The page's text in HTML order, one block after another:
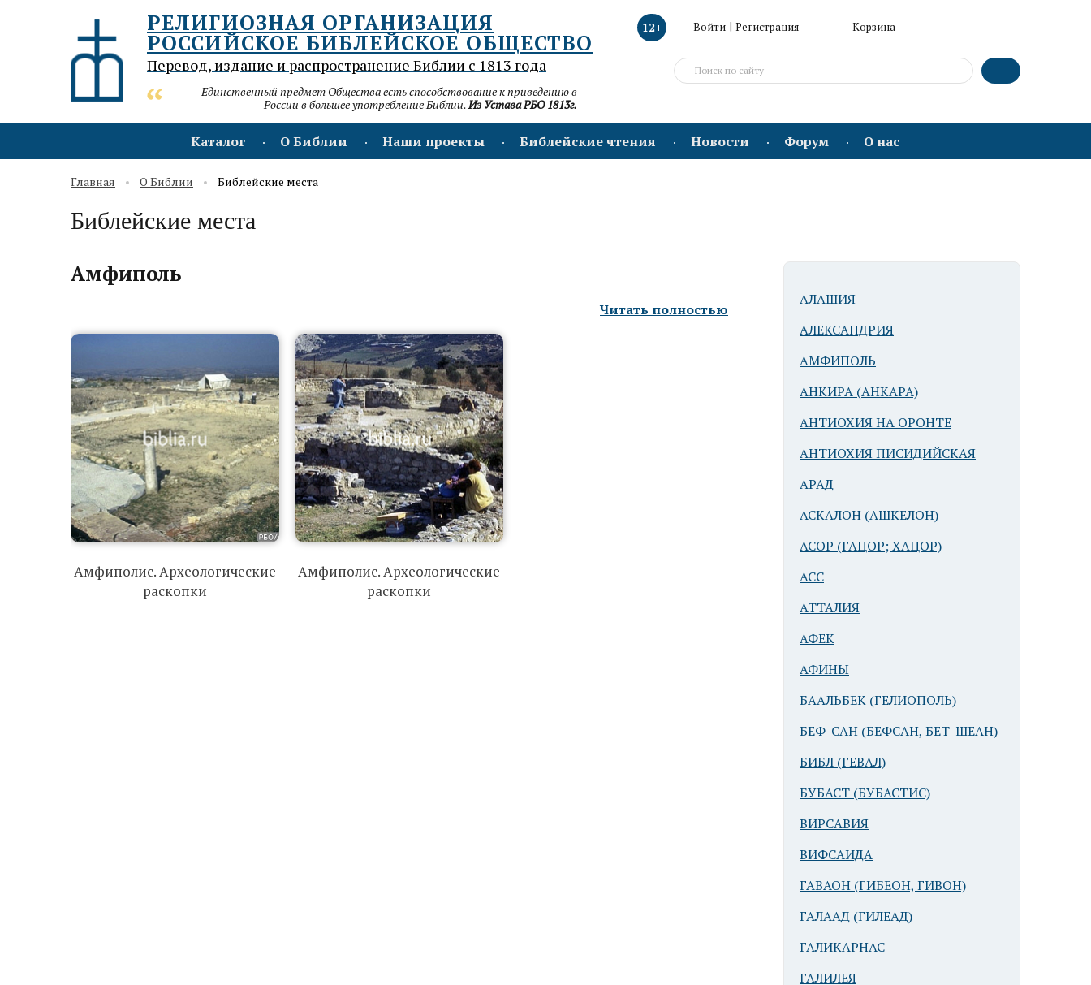
РЕЛИГИОЗНАЯ ОРГАНИЗАЦИЯ
РОССИЙСКОЕ БИБЛЕЙСКОЕ ОБЩЕСТВО
Перевод, издание и распространение Библии с 1813 года
Единственный предмет Общества есть способствование к приведению в
России в большее употребление Библии.Из Устава РБО 1813г.
12+ Войти | Регистрация Корзина
Каталог О Библии Наши проекты Библейские чтения Новости Форум О нас
Главная О Библии Библейские места
Библейские места
Амфиполь
Читать полностью
Амфиполис. Археологические
раскопки
Амфиполис. Археологические
раскопки
АЛАШИЯ
АЛЕКСАНДРИЯ
АМФИПОЛЬ
АНКИРА (АНКАРА)
АНТИОХИЯ НА ОРОНТЕ
АНТИОХИЯ ПИСИДИЙСКАЯ
АРАД
АСКАЛОН (АШКЕЛОН)
АСОР (ГАЦОР; ХАЦОР)
АСС
АТТАЛИЯ
АФЕК
АФИНЫ
БААЛЬБЕК (ГЕЛИОПОЛЬ)
БЕФ-САН (БЕФСАН, БЕТ-ШЕАН)
БИБЛ (ГЕВАЛ)
БУБАСТ (БУБАСТИС)
ВИРСАВИЯ
ВИФСАИДА
ГАВАОН (ГИБЕОН, ГИВОН)
ГАЛААД (ГИЛЕАД)
ГАЛИКАРНАС
ГАЛИЛЕЯ